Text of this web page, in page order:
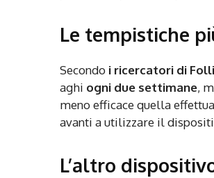
Le tempistiche
Secondo i ricercatori di
aghi ogni due settimane,
meno efficace quella
avanti a utilizzare il
L’altro